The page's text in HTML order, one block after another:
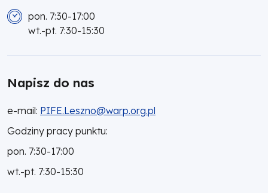
pon. 7:30-17:00
wt.-pt. 7:30-15:30
Napisz do nas
e-mail: PIFE.Leszno@warp.org.pl
Godziny pracy punktu:
pon. 7:30-17:00
wt.-pt. 7:30-15:30